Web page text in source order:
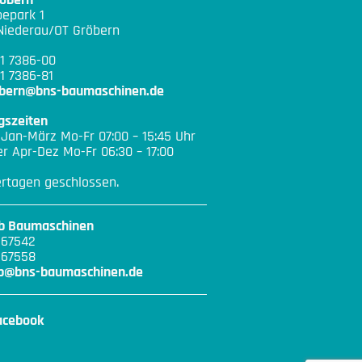
1
OT Gröbern
7386-00
7386-81
baumaschinen.de
März Mo-Fr 07:00 – 15:45 Uhr
Apr-Dez Mo-Fr 06:30 – 17:00
geschlossen.
Baumaschinen
baumaschinen.de